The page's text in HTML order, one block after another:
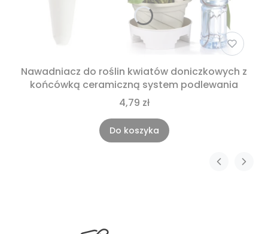
Nawadniacz do roślin kwiatów doniczkowych z
końcówką ceramiczną system podlewania
4,79 zł
Do koszyka